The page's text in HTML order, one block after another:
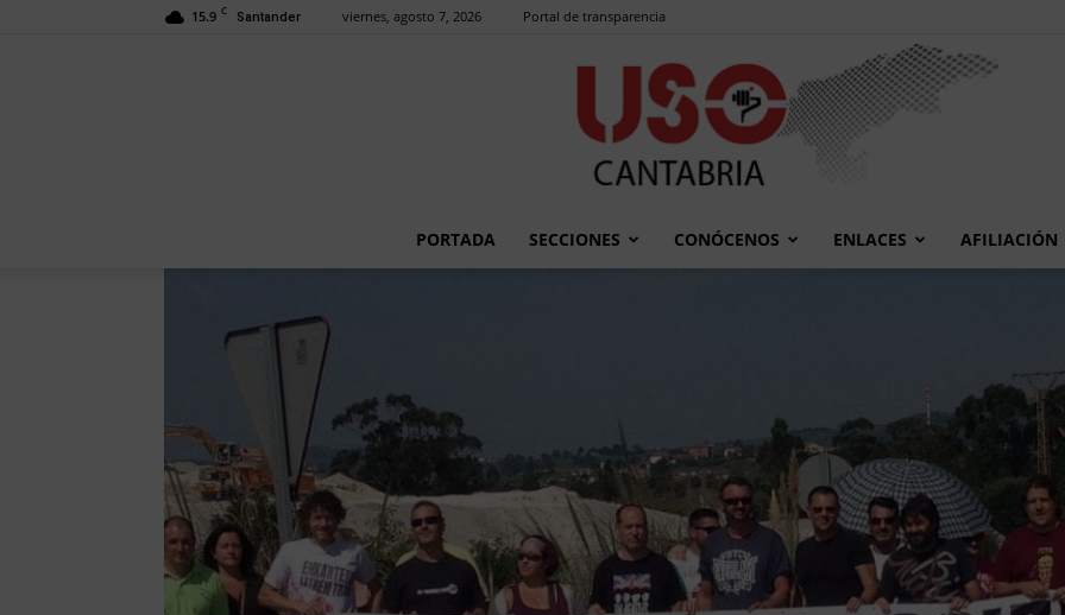
15.9 C Santander viernes, agosto 7, 2026 Portal de transparencia
Cantabria
PORTADA SECCIONES CONÓCENOS ENLACES AFILIACIÓN